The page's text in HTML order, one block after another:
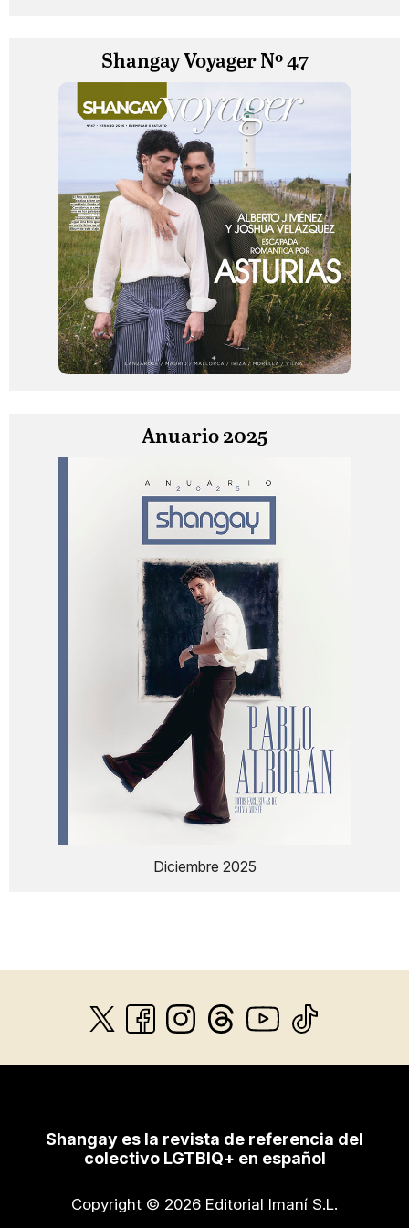
Shangay Voyager Nº 47
Anuario 2025
Diciembre 2025
Shangay es la revista de referencia del
colectivo LGTBIQ+ en español
Copyright © 2026 Editorial Imaní S.L.